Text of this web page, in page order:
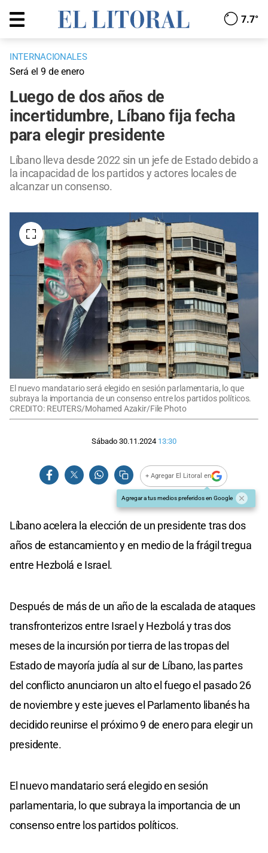
7.7°
INTERNACIONALES
Será el 9 de enero
Luego de dos años de
incertidumbre, Líbano fija fecha
para elegir presidente
Líbano lleva desde 2022 sin un jefe de Estado debido a
la incapacidad de los partidos y actores locales de
alcanzar un consenso.
El nuevo mandatario será elegido en sesión parlamentaria, lo que
subraya la importancia de un consenso entre los partidos políticos.
CREDITO: REUTERS/Mohamed Azakir/File Photo
Sábado 30.11.2024 13:30
+ Agregar El Litoral en
Agregar a tus medios preferidos en Google
Líbano acelera la elección de un presidente tras dos
años de estancamiento y en medio de la frágil tregua
entre Hezbolá e Israel.
Después de más de un año de la escalada de ataques
transfronterizos entre Israel y Hezbolá y tras dos
meses de la incursión por tierra de las tropas del
Estado de mayoría judía al sur de Líbano, las partes
del conflicto anunciaron un alto el fuego el pasado 26
de noviembre y este jueves el Parlamento libanés ha
decidido reunirse el próximo 9 de enero para elegir un
presidente.
El nuevo mandatario será elegido en sesión
parlamentaria, lo que subraya la importancia de un
consenso entre los partidos políticos.